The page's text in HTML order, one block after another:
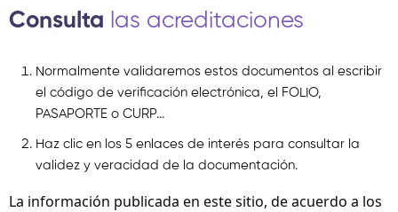
Consulta las acreditaciones
Normalmente validaremos estos documentos al escribir
el código de verificación electrónica, el FOLIO,
PASAPORTE o CURP...
Haz clic en los 5 enlaces de interés para consultar la
validez y veracidad de la documentación.
La información publicada en este sitio, de acuerdo a los